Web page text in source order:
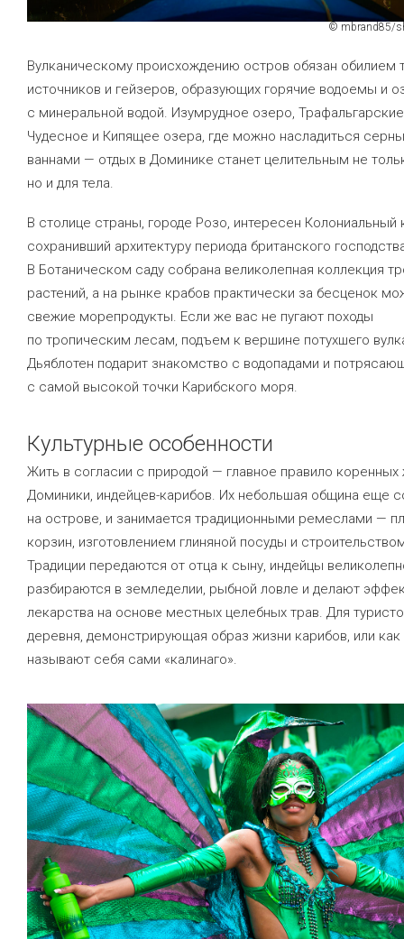
© mbrand85/
Вулканическому происхождению остров обязан обилием
источников и гейзеров, образующих горячие водоемы и
с минеральной водой. Изумрудное озеро,
Чудесное и Кипящее озера, где можно насладиться
ваннами — отдых в Доминике станет целительным не
но и для тела.
В столице страны, городе Розо, интересен Колониальный
сохранивший архитектуру периода британского
В Ботаническом саду собрана великолепная коллекция
растений, а на рынке крабов практически за бесценок
свежие морепродукты. Если же вас не пугают походы
по тропическим лесам, подъем к вершине потухшего
Дьяблотен подарит знакомство с водопадами и
с самой высокой точки Карибского моря.
Культурные особенности
Жить в согласии с природой — главное правило коренных
Доминики, индейцев-карибов. Их небольшая община еще
на острове, и занимается традиционными ремеслами —
корзин, изготовлением глиняной посуды и
Традиции передаются от отца к сыну, индейцы
разбираются в земледелии, рыбной ловле и делают
лекарства на основе местных целебных трав. Для
деревня, демонстрирующая образ жизни карибов, или как
называют себя сами «калинаго».